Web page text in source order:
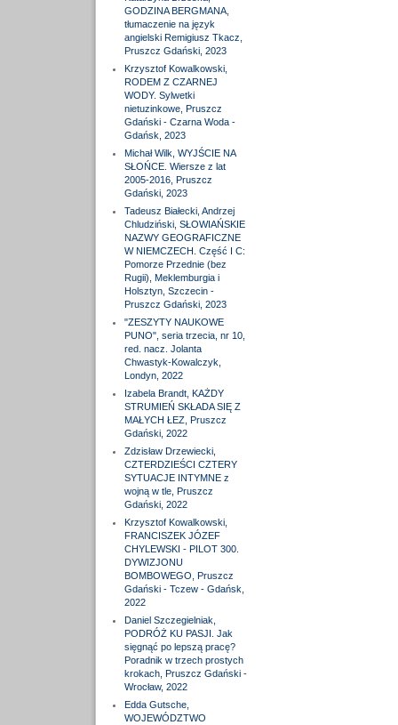
GODZINA BERGMANA,
tłumaczenie na język
angielski Remigiusz Tkacz,
Pruszcz Gdański, 2023
Krzysztof Kowalkowski,
RODEM Z CZARNEJ
WODY. Sylwetki
nietuzinkowe, Pruszcz
Gdański - Czarna Woda -
Gdańsk, 2023
Michał Wilk, WYJŚCIE NA
SŁOŃCE. Wiersze z lat
2005-2016, Pruszcz
Gdański, 2023
Tadeusz Białecki, Andrzej
Chludziński, SŁOWIAŃSKIE
NAZWY GEOGRAFICZNE
W NIEMCZECH. Część I C:
Pomorze Przednie (bez
Rugii), Meklemburgia i
Holsztyn, Szczecin -
Pruszcz Gdański, 2023
"ZESZYTY NAUKOWE
PUNO", seria trzecia, nr 10,
red. nacz. Jolanta
Chwastyk-Kowalczyk,
Londyn, 2022
Izabela Brandt, KAŻDY
STRUMIEŃ SKŁADA SIĘ Z
MAŁYCH ŁEZ, Pruszcz
Gdański, 2022
Zdzisław Drzewiecki,
CZTERDZIEŚCI CZTERY
SYTUACJE INTYMNE z
wojną w tle, Pruszcz
Gdański, 2022
Krzysztof Kowalkowski,
FRANCISZEK JÓZEF
CHYLEWSKI - PILOT 300.
DYWIZJONU
BOMBOWEGO, Pruszcz
Gdański - Tczew - Gdańsk,
2022
Daniel Szczegielniak,
PODRÓŻ KU PASJI. Jak
sięgnąć po lepszą pracę?
Poradnik w trzech prostych
krokach, Pruszcz Gdański -
Wrocław, 2022
Edda Gutsche,
WOJEWÓDZTWO